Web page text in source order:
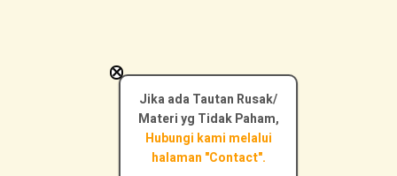
Jika ada Tautan Rusak/
Materi yg Tidak Paham,
Hubungi kami melalui
halaman "Contact".
×